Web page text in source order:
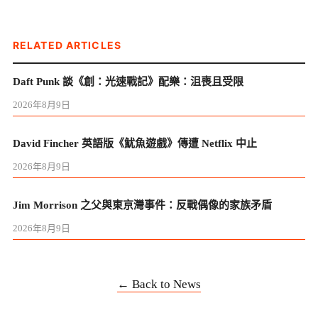
RELATED ARTICLES
Daft Punk 談《創：光速戰記》配樂：沮喪且受限
2026年8月9日
David Fincher 英語版《魷魚遊戲》傳遭 Netflix 中止
2026年8月9日
Jim Morrison 之父與東京灣事件：反戰偶像的家族矛盾
2026年8月9日
← Back to News